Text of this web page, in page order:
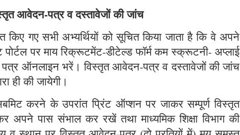
आवेदन-पत्र व दस्तावेजों की जांच
किए गए सभी अभ्यर्थियों को सूचित किया जाता है कि वे अपने
पर माय रिक्रूटमेंट-डीटेल्ड फॉर्म कम स्क्रूटनी- अप्लाई
ऑनलाइन भरें। विस्तृत आवेदन-पत्र व दस्तावेजों की जांच
ही की जायेगी।
करने के उपरांत प्रिंट ऑप्शन पर जाकर सम्पूर्ण विस्तृत
अपने पास संभाल कर रखें तथा माध्यमिक शिक्षा विभाग की